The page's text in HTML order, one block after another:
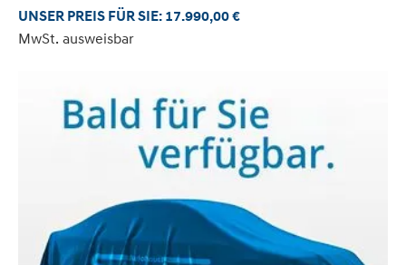
UNSER PREIS FÜR SIE: 17.990,00 €
MwSt. ausweisbar